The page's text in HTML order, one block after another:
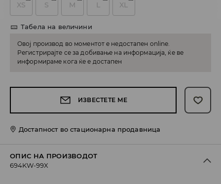
XS S M L XL
Табела на величини
Овој производ во моментот е недостапен online.
Регистрирајте се за добивање на информација, ќе ве
информираме кога ќе е достапен
ИЗВЕСТЕТЕ МЕ
Достапност во стационарна продавница
ОПИС НА ПРОИЗВОДОТ
694KW-99X